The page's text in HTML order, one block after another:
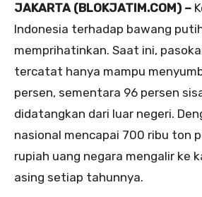
JAKARTA (BLOKJATIM.COM) –
Indonesia terhadap bawang
memprihatinkan. Saat ini,
tercatat hanya mampu
persen, sementara 96 persen
didatangkan dari luar negeri.
nasional mencapai 700 ribu ton
rupiah uang negara mengalir ke
asing setiap tahunnya.